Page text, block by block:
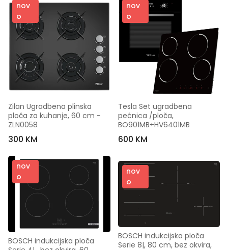
nov
o
Zilan Ugradbena plinska
ploča za kuhanje, 60 cm -
ZLN0058
300 KM
nov
o
Tesla Set ugradbena
pećnica /ploča,
BO901MB+HV6401MB
600 KM
nov
o
BOSCH indukcijska ploča
nov
o
BOSCH indukcijska ploča
Serie 8|, 80 cm, bez okvira,